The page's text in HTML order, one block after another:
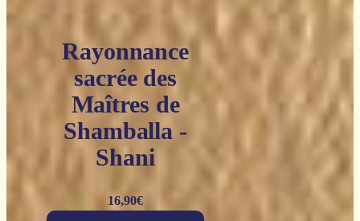
Rayonnance
sacrée des
Maîtres de
Shamballa -
Shani
16,90€